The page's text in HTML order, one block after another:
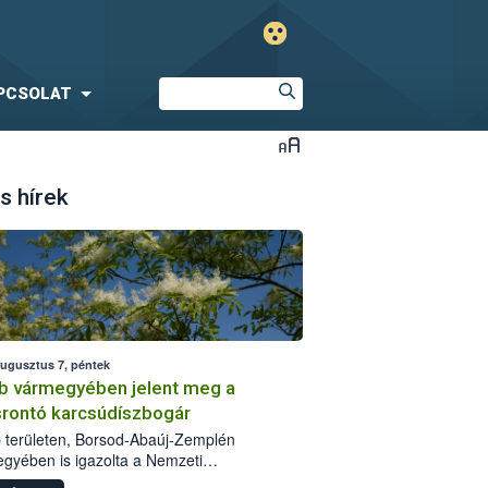
hírek
7, péntek
vármegyében jelent meg a
karcsúdíszbogár
területen, Borsod-Abaúj-Zemplén
is igazolta a Nemzeti
biztonsági Hivatal (Nébih) a